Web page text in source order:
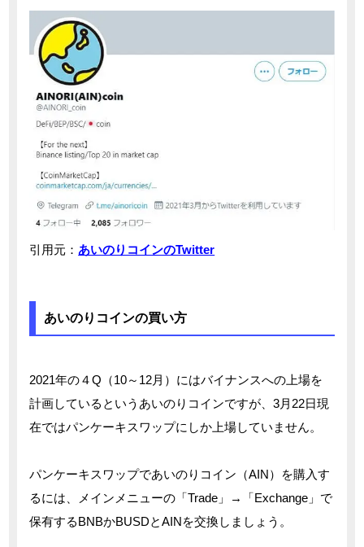
引用元： あいのりコインのTwitter
あいのりコインの買い方
2021年の４Q（10～12月）にはバイナンスへの上場を
計画しているというあいのりコインですが、3月22日現
在ではパンケーキスワップにしか上場していません。
パンケーキスワップであいのりコイン（AIN）を購入す
るには、メインメニューの「Trade」→「Exchange」で
保有するBNBかBUSDとAINを交換しましょう。